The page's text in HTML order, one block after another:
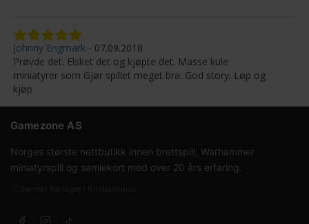
Johnny Engmark
07.09.2018
Prøvde det. Elsket det og kjøpte det. Masse kule
miniatyrer som Gjør spillet meget bra. God story. Løp og
kjøp
Gamezone AS
Norges største nettbutikk innen brettspill, Warhammer
miniatyrspill og samlekort med over 20 års erfaring.